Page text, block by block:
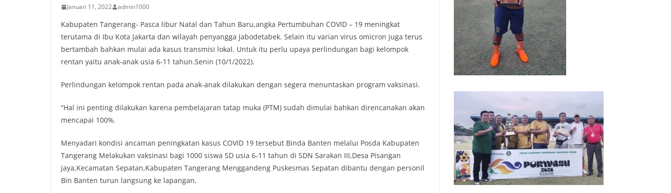
Januari 11, 2022 admin1000
Kabupaten Tangerang- Pasca libur Natal dan Tahun Baru,angka Pertumbuhan COVID – 19 meningkat
terutama di Ibu Kota Jakarta dan wilayah penyangga Jabodetabek. Selain itu varian virus omicron juga terus
bertambah bahkan mulai ada kasus transmisi lokal. Untuk itu perlu upaya perlindungan bagi kelompok
rentan yaitu anak-anak usia 6-11 tahun.Senin (10/1/2022).
Perlindungan kelompok rentan pada anak-anak dilakukan dengan segera menuntaskan program vaksinasi.
“Hal ini penting dilakukan karena pembelajaran tatap muka (PTM) sudah dimulai bahkan direncanakan akan
mencapai 100%.
Menyadari kondisi ancaman peningkatan kasus COVID 19 tersebut Binda Banten melalui Posda Kabupaten
Tangerang Melakukan vaksinasi bagi 1000 siswa SD usia 6-11 tahun di SDN Sarakan III,Desa Pisangan
jaya,Kecamatan Sepatan,Kabupaten Tangerang Menggandeng Puskesmas Sepatan dibantu dengan personil
Bin Banten turun langsung ke lapangan.